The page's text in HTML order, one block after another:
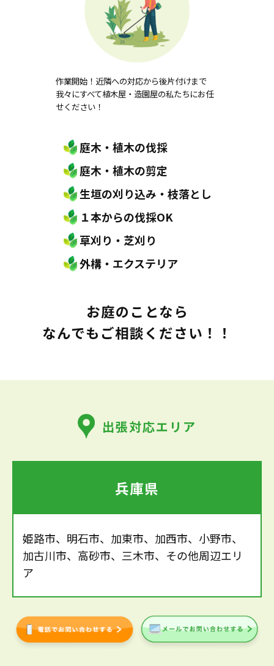
作業開始！近隣への対応から後片付けまで
我々にすべて植木屋・造園屋の私たちにお任
せください！
庭木・植木の伐採
庭木・植木の剪定
生垣の刈り込み・枝落とし
１本からの伐採OK
草刈り・芝刈り
外構・エクステリア
お庭のことなら
なんでもご相談ください！！
出張対応エリア
兵庫県
姫路市、明石市、加東市、加西市、小野市、
加古川市、高砂市、三木市、その他周辺エリ
ア